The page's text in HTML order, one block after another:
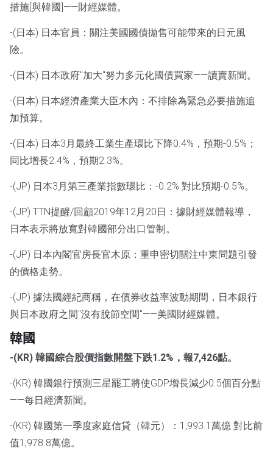
措施[與韓國]——財經媒體。
-(日本) 日本官員：關注美國國債拋售可能帶來的日元風
險。
-(日本) 日本政府"加大"努力多元化國債買家——讀賣新聞。
-(日本) 日本經濟產業大臣木內：不排除為緊急必要措施追
加預算。
-(日本) 日本3月最終工業生產環比下降0.4%，預期-0.5%；
同比增長2.4%，預期2.3%。
-(JP) 日本3月第三產業指數環比：-0.2% 對比預期-0.5%。
-(JP) TTN提醒/回顧2019年12月20日：據財經媒體報導，
日本表示將放寬對韓國部分出口管制。
-(JP) 日本內閣官房長官木原：重申密切關注中東問題引發
的價格走勢。
-(JP) 據法國經紀商稱，在債券收益率波動期間，日本銀行
與日本政府之間"沒有脫節空間"——美國財經媒體。
韓國
-(KR) 韓國綜合股價指數開盤下跌1.2%，報7,426點。
-(KR) 韓國銀行預測三星罷工將使GDP增長減少0.5個百分點
——每日經濟新聞。
-(KR) 韓國第一季度家庭信貸（韓元）：1,993.1萬億 對比前
值1,978.8萬億。